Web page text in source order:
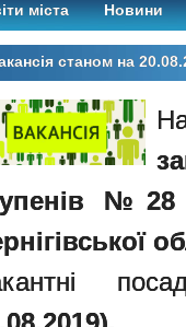
міста Новини
станом на
Н
№28